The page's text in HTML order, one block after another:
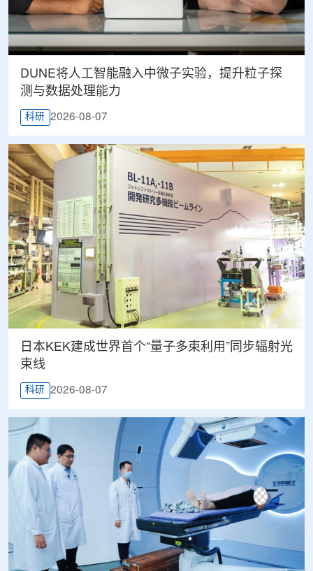
DUNE将人工智能融入中微子实验，提升粒子探
测与数据处理能力
科研 2026-08-07
日本KEK建成世界首个“量子多束利用”同步辐射光
束线
科研 2026-08-07